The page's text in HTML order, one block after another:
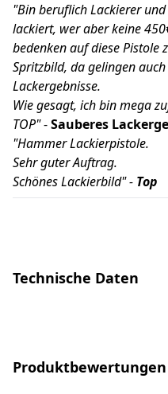
"Bin beruflich Lackierer
lackiert, wer aber keine
bedenken auf diese Pistole
Spritzbild, da gelingen
Lackergebnisse.
Wie gesagt, ich bin mega
TOP"-Sauberes
"Hammer Lackierpistole.
Sehr guter Auftrag.
Schönes Lackierbild" - Top
Technische Daten
Produktbewertungen